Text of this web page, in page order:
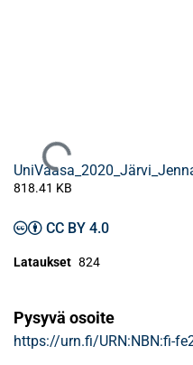
Ladataan...
818.41 KB
CC BY 4.0
Lataukset 824
Pysyvä osoite
https://urn.fi/URN:NBN:fi-